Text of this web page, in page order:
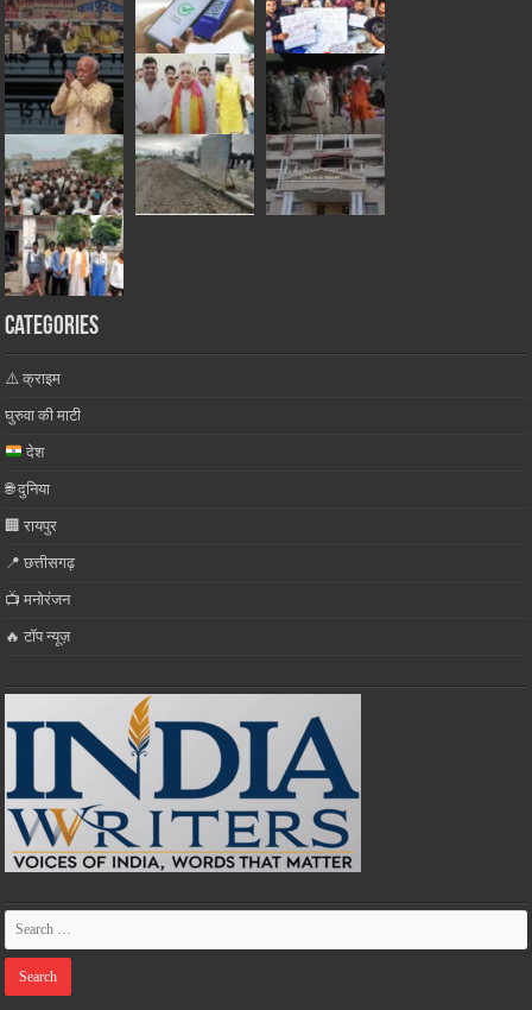
Categories
⚠️ क्राइम
घुरुवा की माटी
देश
🌐 दुनिया
🏢 रायपुर
📍 छत्तीसगढ़
📺 मनोरंजन
🔥 टॉप न्यूज़